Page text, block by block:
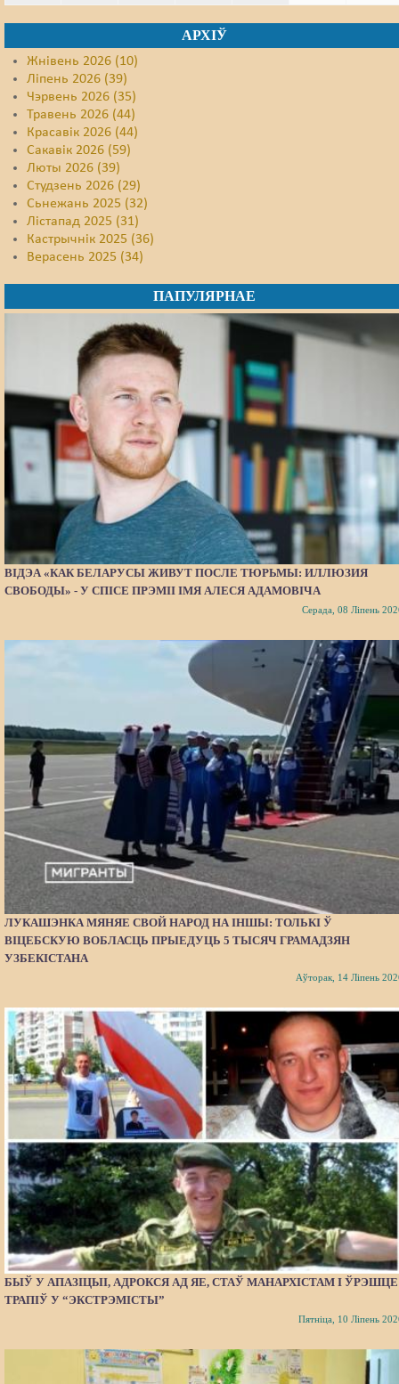
АРХІЎ
Жнівень 2026 (10)
Ліпень 2026 (39)
Чэрвень 2026 (35)
Травень 2026 (44)
Красавік 2026 (44)
Сакавік 2026 (59)
Люты 2026 (39)
Студзень 2026 (29)
Сьнежань 2025 (32)
Лістапад 2025 (31)
Кастрычнік 2025 (36)
Верасень 2025 (34)
ПАПУЛЯРНАЕ
ВІДЭА «КАК БЕЛАРУСЫ ЖИВУТ ПОСЛЕ ТЮРЬМЫ: ИЛЛЮЗИЯ
СВОБОДЫ» - У СПІСЕ ПРЭМІІ ІМЯ АЛЕСЯ АДАМОВІЧА
Серада, 08 Ліпень
ЛУКАШЭНКА МЯНЯЕ СВОЙ НАРОД НА ІНШЫ: ТОЛЬКІ Ў
ВІЦЕБСКУЮ ВОБЛАСЦЬ ПРЫЕДУЦЬ 5 ТЫСЯЧ ГРАМАДЗЯН
УЗБЕКІСТАНА
Аўторак, 14 Ліпень
БЫЎ У АПАЗІЦЫІ, АДРОКСЯ АД ЯЕ, СТАЎ МАНАРХІСТАМ І ЎРЭШЦЕ
ТРАПІЎ У “ЭКСТРЭМІСТЫ”
Пятніца, 10 Ліпень